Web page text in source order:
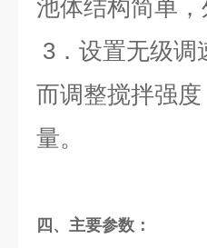
池体结构简单
3．设置无级调
而调整搅拌强
量。
四、主要参数：